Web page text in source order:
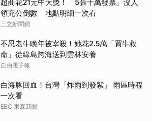
超商花21元中大獎！「5張千萬發票」沒人
領充公倒數 地點明細一次看
三立新聞網
不忍老牛晚年被宰殺！她花2.5萬「買牛救
命」從綠島跨海送到雲林安養
自由電子報
白海豚回血！台灣「炸雨到發紫」 雨區時程
一次看
EBC 東森新聞